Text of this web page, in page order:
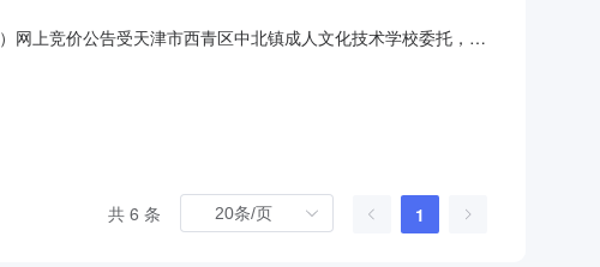
上竞价公告受天津市西青区中北镇成人文化技术学校委托，天
：TJXQ-2019-ZE-0088二、项目内容序号商品名称计量单位数
共 6 条 1